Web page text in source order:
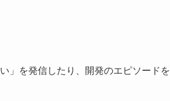
」を発信したり、開発のエピソードを